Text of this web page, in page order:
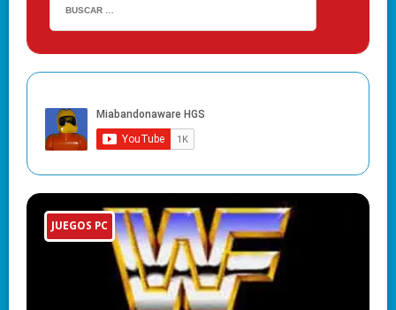
JUEGOS PC